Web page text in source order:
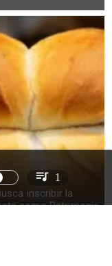
inscribir la
como Patrimonio
1